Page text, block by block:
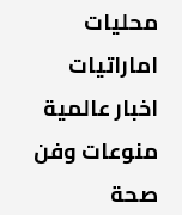
محليات
اماراتيات
اخبار عالمية
منوعات وفن
صحة